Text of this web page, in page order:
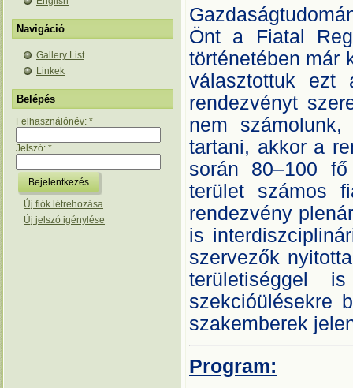
Navigáció
Gallery List
Linkek
Belépés
Felhasználónév: *
Jelszó: *
Új fiók létrehozása
Új jelszó igénylése
Önt a Fiatal
történetében már
választottuk ezt
rendezvényt
nem
tartani, akkor a
során 80–100
terület számos
rendezvény
is
szervezők
területiséggel
szekcióülésekre
szakemberek
Program: